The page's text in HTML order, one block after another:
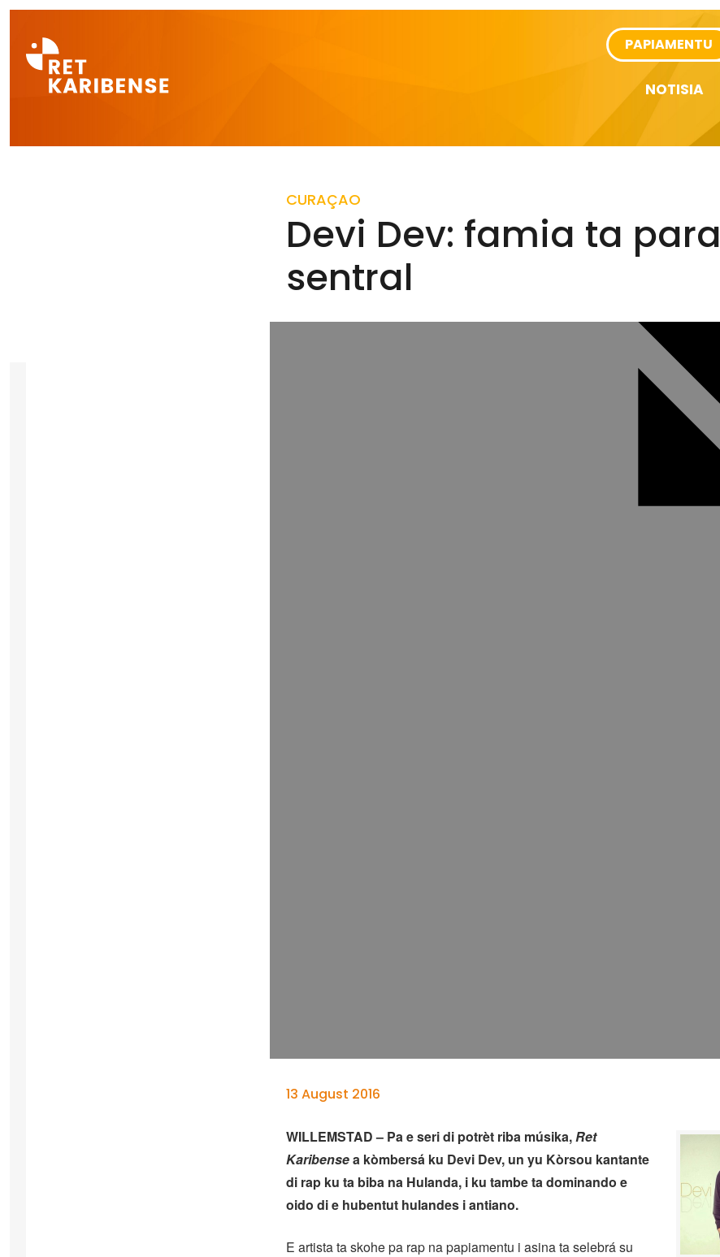
PAPIAMENTU
NOTISIA
CURAÇAO
Devi Dev: famia ta para
sentral
13 August 2016
WILLEMSTAD – Pa e seri di potrèt riba músika,Ret
Karibensea kòmbersá ku Devi Dev, un yu Kòrsou kantante
di rap ku ta biba na Hulanda, i ku tambe ta dominando e
oido di e hubentut hulandes i antiano.
E artista ta skohe pa rap na papiamentu i asina ta selebrá su